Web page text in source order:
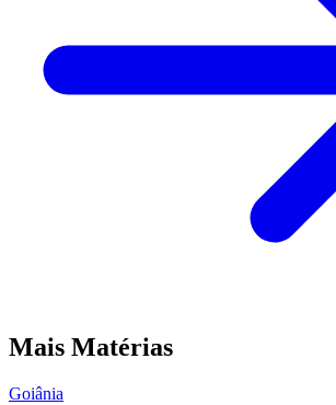
Mais Matérias
Goiânia